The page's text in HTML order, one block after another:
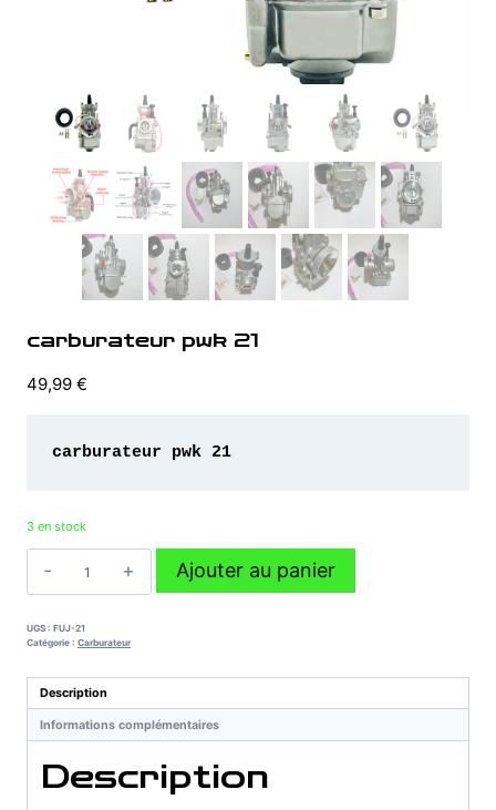
carburateur pwk 21
49,99 €
carburateur pwk 21
3 en stock
pwk
21
Ajouter au panier
UGS : FUJ-21
Catégorie : Carburateur
Description
Informations complémentaires
Description